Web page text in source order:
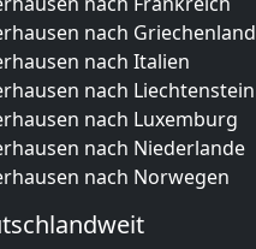
nach Griechenland
nach Italien
nach Liechtenstein
nach Luxemburg
nach Niederlande
nach Norwegen